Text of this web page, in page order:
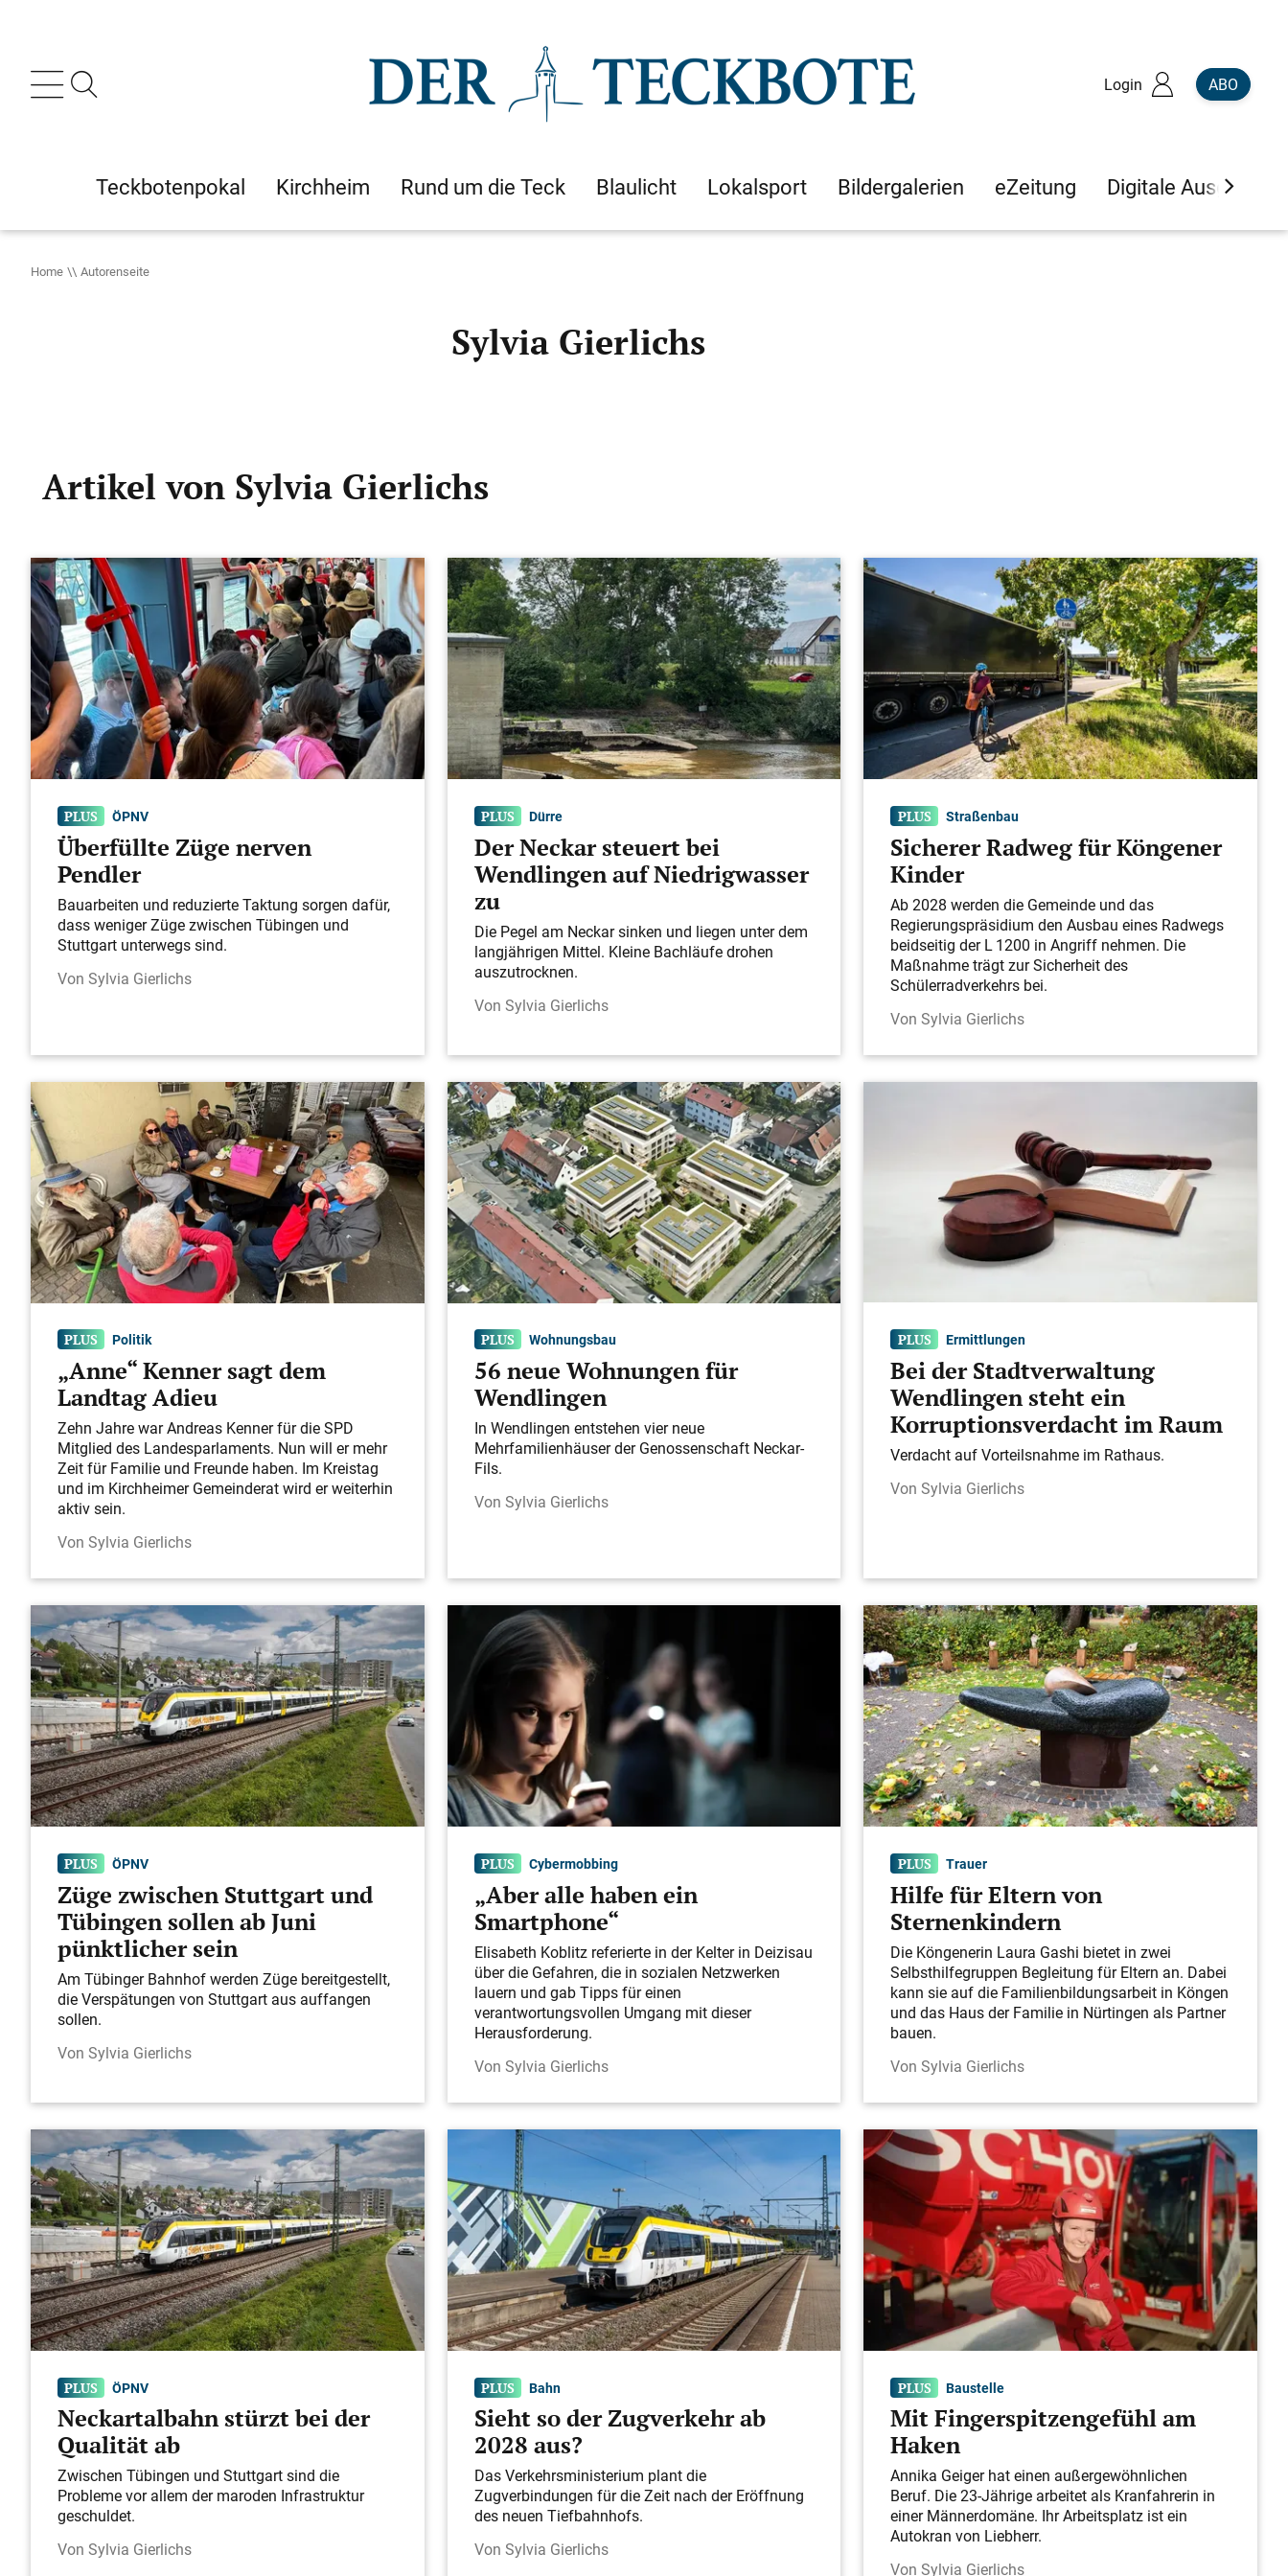
Login ABO
Teckbotenpokal Kirchheim Rund um die Teck Blaulicht Lokalsport Bildergalerien eZeitung Digitale Ausgaben
Home Autorenseite
Sylvia Gierlichs
Artikel von Sylvia Gierlichs
ÖPNV
Überfüllte Züge nerven
Pendler
Bauarbeiten und reduzierte Taktung sorgen dafür,
dass weniger Züge zwischen Tübingen und
Stuttgart unterwegs sind.
Sylvia Gierlichs
Dürre
Der Neckar steuert bei
Wendlingen auf Niedrigwasser
zu
Die Pegel am Neckar sinken und liegen unter dem
langjährigen Mittel. Kleine Bachläufe drohen
auszutrocknen.
Sylvia Gierlichs
Straßenbau
Sicherer Radweg für Köngener
Kinder
Ab 2028 werden die Gemeinde und das
Regierungspräsidium den Ausbau eines Radwegs
beidseitig der L 1200 in Angriff nehmen. Die
Maßnahme trägt zur Sicherheit des
Schülerradverkehrs bei.
Sylvia Gierlichs
Politik
„Anne“ Kenner sagt dem
Landtag Adieu
Zehn Jahre war Andreas Kenner für die SPD
Mitglied des Landesparlaments. Nun will er mehr
Zeit für Familie und Freunde haben. Im Kreistag
und im Kirchheimer Gemeinderat wird er weiterhin
aktiv sein.
Sylvia Gierlichs
Wohnungsbau
56 neue Wohnungen für
Wendlingen
In Wendlingen entstehen vier neue
Mehrfamilienhäuser der Genossenschaft Neckar-
Fils.
Sylvia Gierlichs
Ermittlungen
Bei der Stadtverwaltung
Wendlingen steht ein
Korruptionsverdacht im Raum
Verdacht auf Vorteilsnahme im Rathaus.
Sylvia Gierlichs
ÖPNV
Züge zwischen Stuttgart und
Tübingen sollen ab Juni
pünktlicher sein
Am Tübinger Bahnhof werden Züge bereitgestellt,
die Verspätungen von Stuttgart aus auffangen
sollen.
Sylvia Gierlichs
Cybermobbing
„Aber alle haben ein
Smartphone“
Elisabeth Koblitz referierte in der Kelter in Deizisau
über die Gefahren, die in sozialen Netzwerken
lauern und gab Tipps für einen
verantwortungsvollen Umgang mit dieser
Herausforderung.
Sylvia Gierlichs
Trauer
Hilfe für Eltern von
Sternenkindern
Die Köngenerin Laura Gashi bietet in zwei
Selbsthilfegruppen Begleitung für Eltern an. Dabei
kann sie auf die Familienbildungsarbeit in Köngen
und das Haus der Familie in Nürtingen als Partner
bauen.
Sylvia Gierlichs
ÖPNV
Neckartalbahn stürzt bei der
Qualität ab
Zwischen Tübingen und Stuttgart sind die
Probleme vor allem der maroden Infrastruktur
geschuldet.
Sylvia Gierlichs
Bahn
Sieht so der Zugverkehr ab
2028 aus?
Das Verkehrsministerium plant die
Zugverbindungen für die Zeit nach der Eröffnung
des neuen Tiefbahnhofs.​​​​​​​​​​​​​​​​​​​​
Sylvia Gierlichs
Baustelle
Mit Fingerspitzengefühl am
Haken
Annika Geiger hat einen außergewöhnlichen
Beruf. Die 23-Jährige arbeitet als Kranfahrerin in
einer ­Männerdomäne. Ihr Arbeitsplatz ist ein
Autokran von Liebherr.
Sylvia Gierlichs